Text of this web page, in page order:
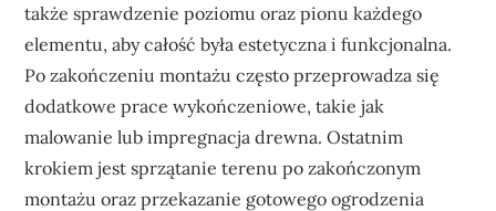
także sprawdzenie poziomu oraz pionu każdego
elementu, aby całość była estetyczna i funkcjonalna.
Po zakończeniu montażu często przeprowadza się
dodatkowe prace wykończeniowe, takie jak
malowanie lub impregnacja drewna. Ostatnim
krokiem jest sprzątanie terenu po zakończonym
montażu oraz przekazanie gotowego ogrodzenia